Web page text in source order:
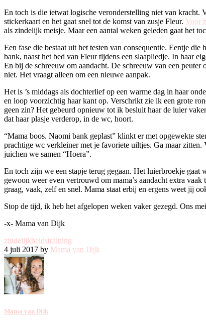
En toch is die ietwat logische veronderstelling niet van kracht.
stickerkaart en het gaat snel tot de komst van zusje Fleur. Voor
als zindelijk meisje. Maar een aantal weken geleden gaat het
Een fase die bestaat uit het testen van consequentie. Eentje
bank, naast het bed van Fleur tijdens een slaapliedje. In haar
En bij de schreeuw om aandacht. De schreeuw van een
niet. Het vraagt alleen om een nieuwe aanpak.
Het is ’s middags als dochterlief op een warme dag in haar
en loop voorzichtig haar kant op. Verschrikt zie ik een grote
geen zin? Het gebeurd opnieuw tot ik besluit haar de luier
dat haar plasje verderop, in de wc, hoort.
“Mama boos. Naomi bank geplast” klinkt er met opgewekte
prachtige wc verkleiner met je favoriete uiltjes. Ga maar
juichen we samen “Hoera”.
En toch zijn we een stapje terug gegaan. Het luierbroekje
gewoon weer even vertrouwd om mama’s aandacht extra vaak
graag, vaak, zelf en snel. Mama staat erbij en ergens weet jij
Stop de tijd, ik heb het afgelopen weken vaker gezegd. Ons
-x- Mama van Dijk
zindelijkheidstraining
4 juli 2017 by Mama van Dijk
Mama van Dijk